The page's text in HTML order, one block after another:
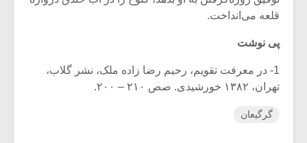
قلعه می‌انداخت.
پی نوشت
1- در معرفت تقویم، رحیم رضا زاده ملک، نشر گلاب،
تهران، ۱۳۸۲ خورشیدی. صص ۲۱۰ – ۲۰۰.
گرگیعان